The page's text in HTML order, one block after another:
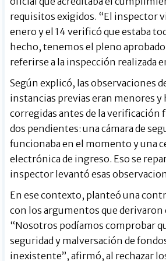
requisitos exigidos. “El inspector
enero y el 14 verificó que estaba
hecho, tenemos el pleno
referirse a la inspección realizada
Según explicó, las observaciones
instancias previas eran menores y
corregidas antes de la verificación
dos pendientes: una cámara de
funcionaba en el momento y una
electrónica de ingreso. Eso se
inspector levantó esas
En ese contexto, planteó una
con los argumentos que
“Nosotros podíamos comprobar
seguridad y malversación de
inexistente”, afirmó, al rechazar